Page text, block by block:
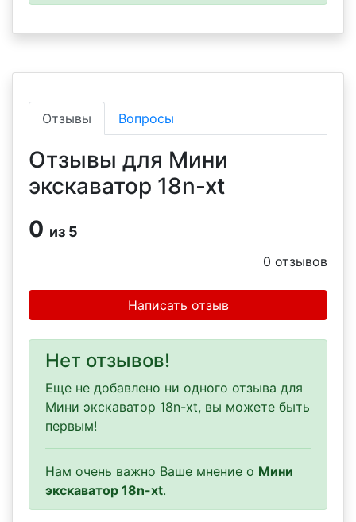
Отзывы Вопросы
Отзывы для Мини
экскаватор 18n-xt
0 из 5
0 отзывов
Написать отзыв
Нет отзывов!
Еще не добавлено ни одного отзыва для
Мини экскаватор 18n-xt, вы можете быть
первым!
Нам очень важно Ваше мнение о Мини
экскаватор 18n-xt.